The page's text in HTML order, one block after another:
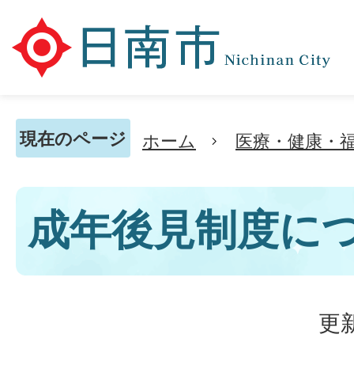
現在のページ ホーム 医療・健康・
成年後見制度に
更